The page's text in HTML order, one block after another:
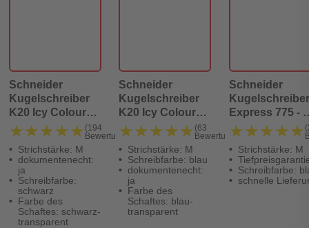
Schneider
Kugelschreiber
K20 Icy Colours -
M, schwarz
(dokumentenecht)
★★★★★
★★★★★ (194
Bewertungen)
Strichstärke: M
dokumentenecht:
ja
Schreibfarbe:
schwarz
Farbe des
Schaftes: schwarz-
transparent
Schneider
Kugelschreiber
K20 Icy Colours -
M, blau
(dokumentenecht)
★★★★★
★★★★★ (63
Bewertungen)
Strichstärke: M
Schreibfarbe: blau
dokumentenecht:
ja
Farbe des
Schaftes: blau-
transparent
Schneider
Express 775 -
blau
★★★★★
★★★★★
Strichstärke: M
Schreibfarbe:
schnelle